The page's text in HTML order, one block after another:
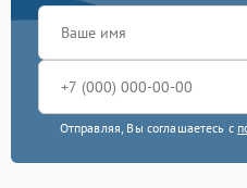
Отправляя, Вы соглашаетесь с